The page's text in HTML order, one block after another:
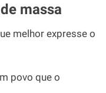
massa
melhor expresse o
povo que o